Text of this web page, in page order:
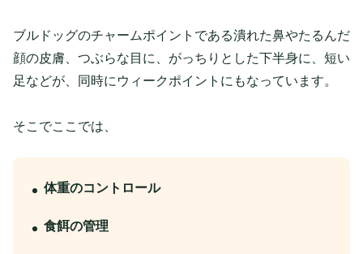
ブルドッグのチャームポイントである潰れた鼻やたるんだ
顔の皮膚、つぶらな目に、がっちりとした下半身に、短い
足などが、同時にウィークポイントにもなっています。
そこでここでは、
体重のコントロール
食餌の管理